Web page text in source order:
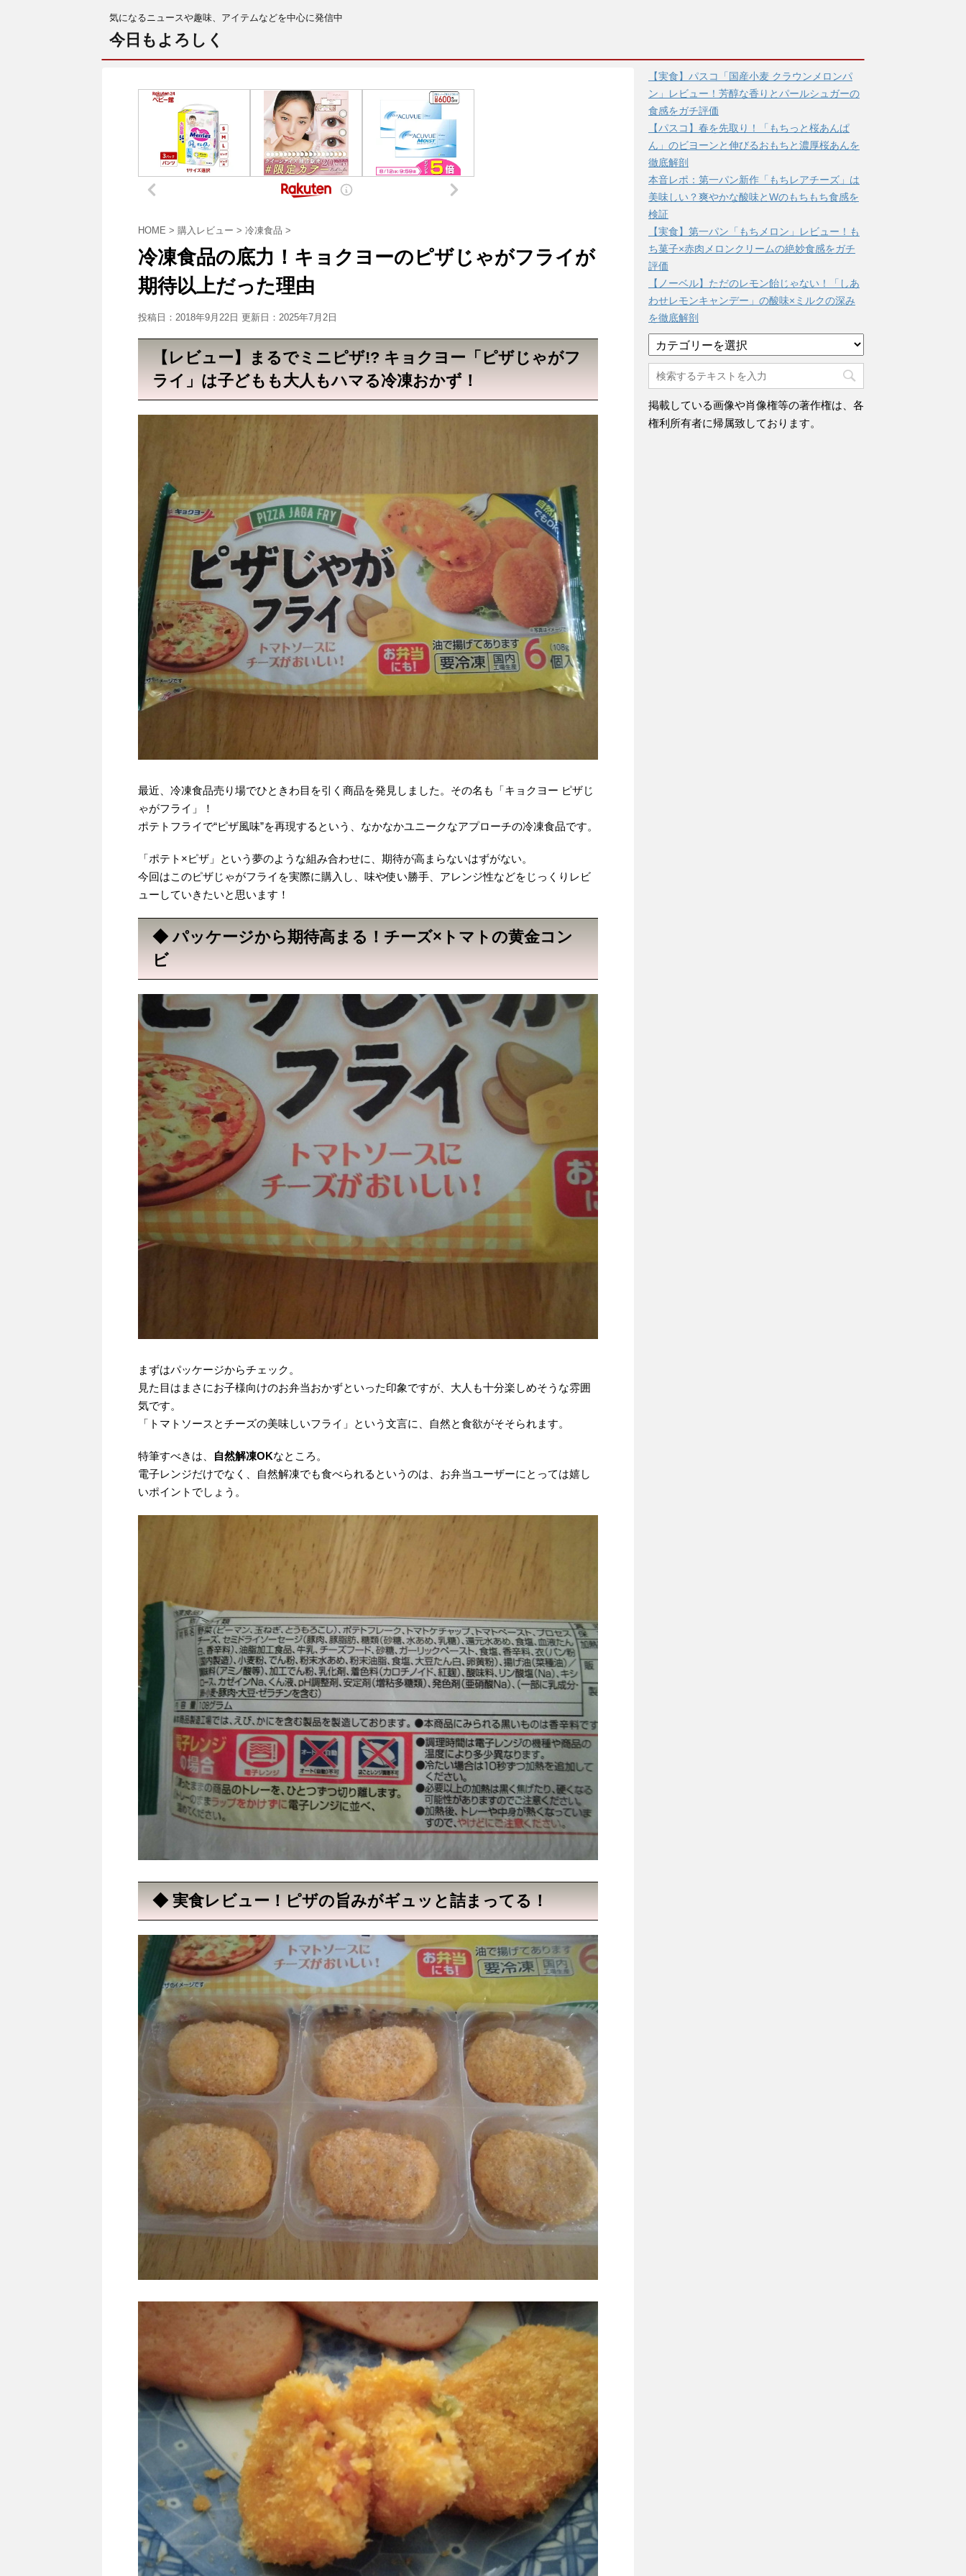
気になるニュースや趣味、アイテムなどを中心に発信中
今日もよろしく
HOME > 購入レビュー > 冷凍食品 >
冷凍食品の底力！キョクヨーのピザじゃがフライが
期待以上だった理由
投稿日：2018年9月22日 更新日： 2025年7月2日
【レビュー】まるでミニピザ!? キョクヨー「ピザじゃがフ
ライ」は子どもも大人もハマる冷凍おかず！
最近、冷凍食品売り場でひときわ目を引く商品を発見しました。その名も「キョクヨー ピザじ
ゃがフライ」！
ポテトフライで“ピザ風味”を再現するという、なかなかユニークなアプローチの冷凍食品です。
「ポテト×ピザ」という夢のような組み合わせに、期待が高まらないはずがない。
今回はこのピザじゃがフライを実際に購入し、味や使い勝手、アレンジ性などをじっくりレビ
ューしていきたいと思います！
◆ パッケージから期待高まる！チーズ×トマトの黄金コン
ビ
まずはパッケージからチェック。
見た目はまさにお子様向けのお弁当おかずといった印象ですが、大人も十分楽しめそうな雰囲
気です。
「トマトソースとチーズの美味しいフライ」という文言に、自然と食欲がそそられます。
特筆すべきは、 自然解凍OKなところ。
電子レンジだけでなく、自然解凍でも食べられるというのは、お弁当ユーザーにとっては嬉し
いポイントでしょう。
◆ 実食レビュー！ピザの旨みがギュッと詰まってる！
【実食】パスコ「国産小麦 クラウンメロンパ
ン」レビュー！芳醇な香りとパールシュガーの
食感をガチ評価
【パスコ】春を先取り！「もちっと桜あんぱ
ん」のビヨーンと伸びるおもちと濃厚桜あんを
徹底解剖
本音レポ：第一パン新作「もちレアチーズ」は
美味しい？爽やかな酸味とWのもちもち食感を
検証
【実食】第一パン「もちメロン」レビュー！も
ち菓子×赤肉メロンクリームの絶妙食感をガチ
評価
【ノーベル】ただのレモン飴じゃない！「しあ
わせレモンキャンデー」の酸味×ミルクの深み
を徹底解剖
テ
ゴ
リ
ー
掲載している画像や肖像権等の著作権は、各
権利所有者に帰属致しております。